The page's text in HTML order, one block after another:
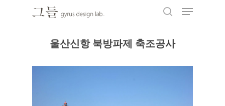
울산신항 북방파제 축조공사